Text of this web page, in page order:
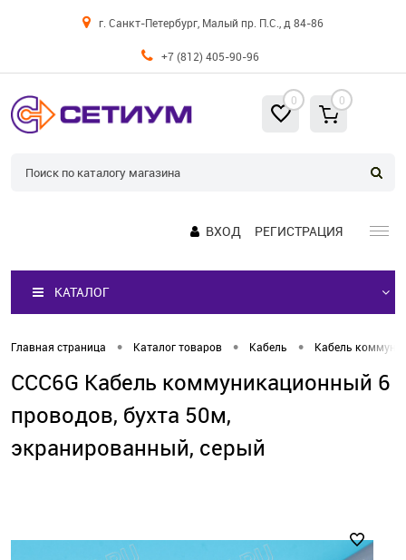
г. Санкт-Петербург, Малый пр. П.С., д 84-86
+7 (812) 405-90-96
0 0
ВХОД РЕГИСТРАЦИЯ
КАТАЛОГ
Главная страница • Каталог товаров • Кабель • Кабель
CCC6G Кабель коммуникационный 6
проводов, бухта 50м,
экранированный, серый